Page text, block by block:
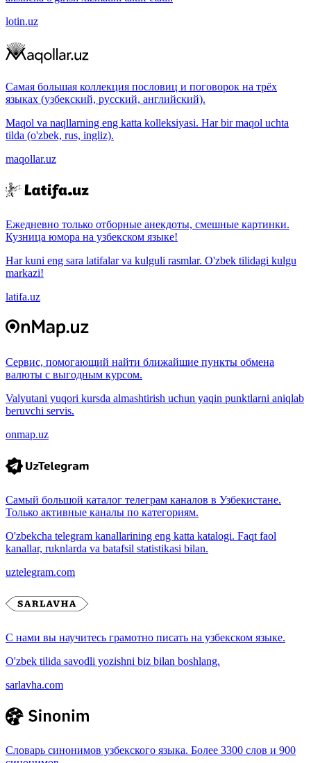
lotin.uz
Самая большая коллекция пословиц и поговорок на трёх
языках (узбекский, русский, английский).
Maqol va naqllarning eng katta kolleksiyasi. Har bir maqol uchta
tilda (o'zbek, rus, ingliz).
maqollar.uz
Ежедневно только отборные анекдоты, смешные картинки.
Кузница юмора на узбекском языке!
Har kuni eng sara latifalar va kulguli rasmlar. O'zbek tilidagi kulgu
markazi!
latifa.uz
Сервис, помогающий найти ближайшие пункты обмена
валюты с выгодным курсом.
Valyutani yuqori kursda almashtirish uchun yaqin punktlarni aniqlab
beruvchi servis.
onmap.uz
Самый большой каталог телеграм каналов в Узбекистане.
Только активные каналы по категориям.
O'zbekcha telegram kanallarining eng katta katalogi. Faqt faol
kanallar, ruknlarda va batafsil statistikasi bilan.
uztelegram.com
С нами вы научитесь грамотно писать на узбекском языке.
O'zbek tilida savodli yozishni biz bilan boshlang.
sarlavha.com
Словарь синонимов узбекского языка. Более 3300 слов и 900